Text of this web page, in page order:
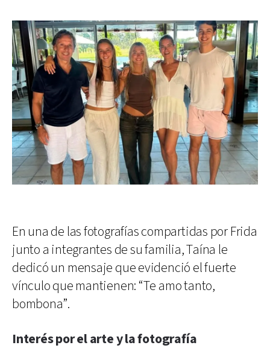
En una de las fotografías compartidas por Frida
junto a integrantes de su familia, Taína le
dedicó un mensaje que evidenció el fuerte
vínculo que mantienen: “Te amo tanto,
bombona”.
Interés por el arte y la fotografía